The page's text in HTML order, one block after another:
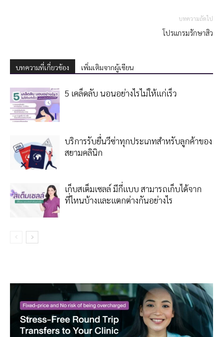
บทความถัดไป
โปรแกรมรักษาสิว
บทความที่เกี่ยวข้อง เพิ่มเติมจากผู้เขียน
5 เคล็ดลับ นอนอย่างไรไม่ให้เเก่เร็ว
บริการรับยื่นวีซ่าทุกประเภทสำหรับลูกค้าของ
สยามคลินิก
เก็บสเต็มเซลล์ มีกี่แบบ สามารถเก็บได้จาก
ที่ไหนบ้างและแตกต่างกันอย่างไร